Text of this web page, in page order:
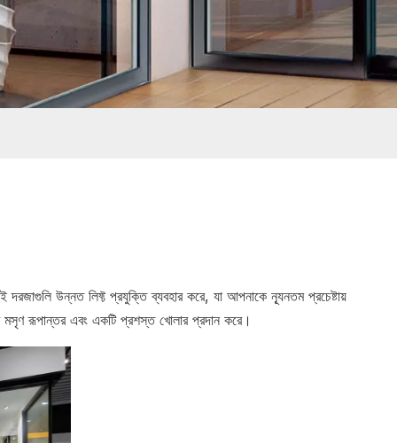
দরজাগুলি উন্নত লিফ্ট প্রযুক্তি ব্যবহার করে, যা আপনাকে ন্যূনতম প্রচেষ্টায়
মসৃণ রূপান্তর এবং একটি প্রশস্ত খোলার প্রদান করে।